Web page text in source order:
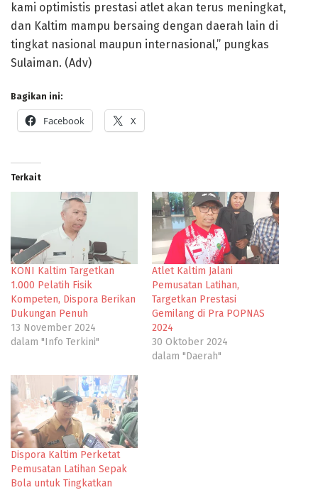
kami optimistis prestasi atlet akan terus meningkat,
dan Kaltim mampu bersaing dengan daerah lain di
tingkat nasional maupun internasional,” pungkas
Sulaiman. (Adv)
Bagikan ini:
Facebook X
Terkait
KONI Kaltim Targetkan
1.000 Pelatih Fisik
Kompeten, Dispora Berikan
Dukungan Penuh
13 November 2024
dalam "Info Terkini"
Atlet Kaltim Jalani
Pemusatan Latihan,
Targetkan Prestasi
Gemilang di Pra POPNAS
2024
30 Oktober 2024
dalam "Daerah"
Dispora Kaltim Perketat
Pemusatan Latihan Sepak
Bola untuk Tingkatkan